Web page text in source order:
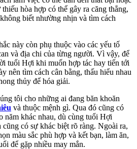
hòa hợp có thể gây ra căng thẳng,
biết nhường nhịn và tìm cách
này còn phụ thuộc vào các yếu tố
và địa chi của từng người. Vì vậy, để
tuổi Hợi khi muốn hợp tác hay tiến tới
nên tìm cách cân bằng, thấu hiểu nhau
thủy để hóa giải.
tôi cho những ai đang băn khoăn
và thuộc mệnh gì. Qua đó cũng có
năm khác nhau, dù cùng tuổi Hợi
có sự khác biệt rõ ràng. Ngoài ra,
màu sắc phù hợp và kết bạn, làm ăn,
để gặp nhiều may mắn.